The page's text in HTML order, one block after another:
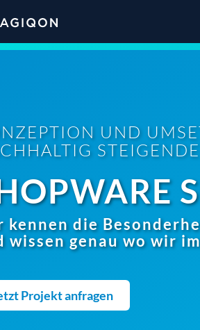
UND
kennen die
wissen genau wo wir
Projekt anfragen